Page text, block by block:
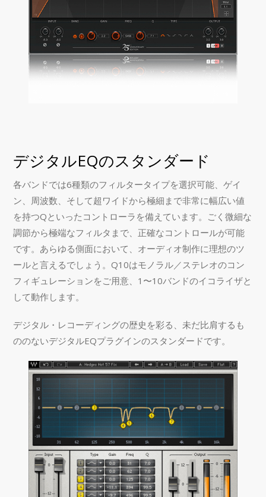
デジタルEQのスタンダード
各バンドでは6種類のフィルタータイプを選択可能、ゲイ
ン、周波数、そして超ワイドから極細まで非常に幅広い値
を持つQといったコントローラを備えています。ごく微細な
調節から極端なフィルタまで、正確なコントロールが可能
です。あらゆる側面において、オーディオ制作に理想のツ
ールと言えるでしょう。Q10はモノラル／ステレオのコン
フィギュレーションをご用意、1〜10バンドのイコライザと
して動作します。
デジタル・レコーディングの歴史を彩る、未だ比肩するも
ののないデジタルEQプラグインのスタンダードです。